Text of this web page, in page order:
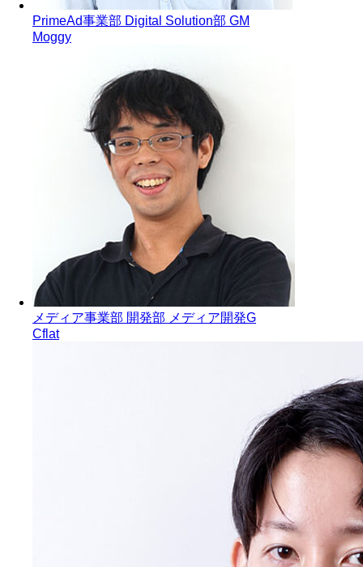
PrimeAd事業部 Digital Solution部 GM
Moggy
メディア事業部 開発部 メディア開発G
Cflat